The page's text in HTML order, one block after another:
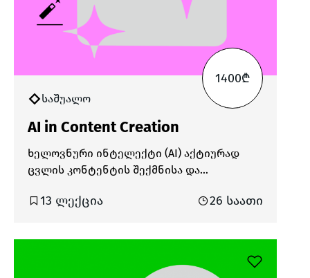
საშუალო
1400₾
AI in Content Creation
ხელოვნური ინტელექტი (AI) აქტიურად
ცვლის კონტენტის შექმნისა და
ციფრულ გარემოში, სადაც ცვლილებები
უკვე აუცილებელიც კი გახდა. ის
შექმნაზე დახარჯულ დროს, ზრდის
13 ლექცია 26 საათი